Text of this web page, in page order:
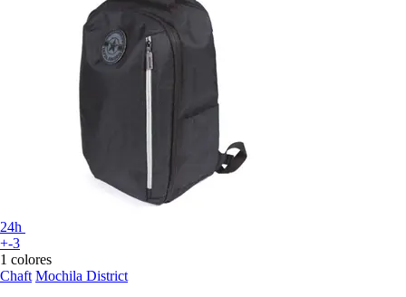
24h
+-3
1 colores
Chaft Mochila District